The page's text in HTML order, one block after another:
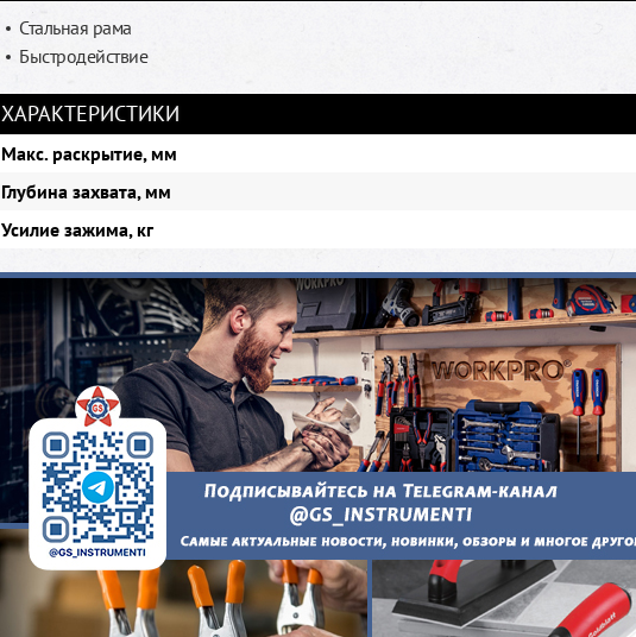
Стальная рама
Быстродействие
ХАРАКТЕРИСТИКИ
Макс. раскрытие, мм
Глубина захвата, мм
Усилие зажима, кг